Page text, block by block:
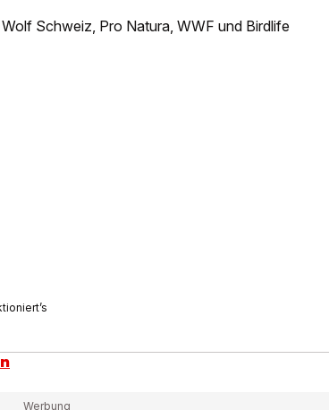
Schweiz, Pro Natura, WWF und Birdlife